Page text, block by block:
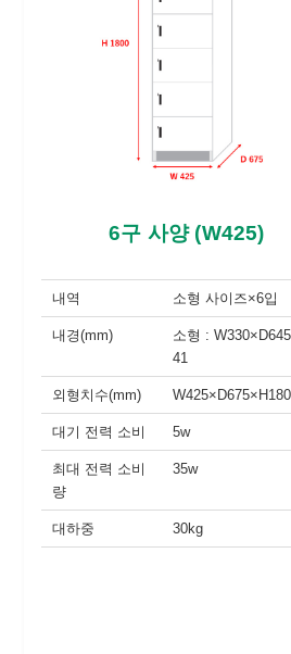
6구 사양 (W425)
내역 소형 사이즈×6입
내경(mm)
소형 :
41
외형치수(mm)
대기 전력 소비 5w
최대 전력 소비
량
35w
대하중 30kg